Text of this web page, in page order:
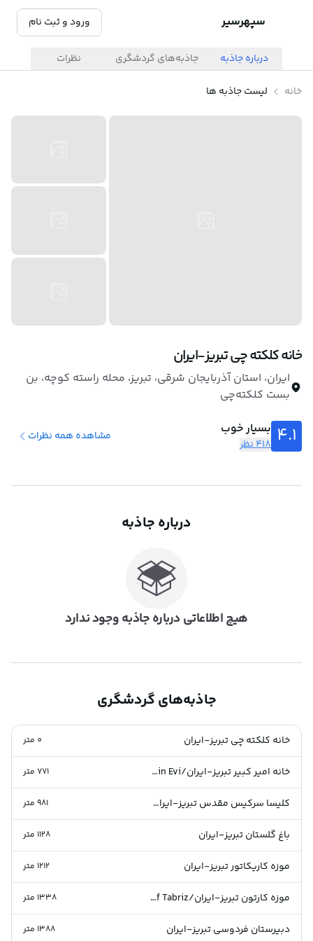
سپهرسیر ورود و ثبت نام
درباره جاذبه جاذبه‌های گردشگری نظرات
خانه لیست جاذبه ها
خانه کلکته چی تبریز-ایران
ایران، استان آذربایجان شرقی، تبریز، محله راسته کوچه، بن
بست کلکته‌چی
4.1 بسیار خوب
418 نظر
مشاهده همه نظرات
درباره جاذبه
هیچ اطلاعاتی درباره جاذبه وجود ندارد
جاذبه‌های گردشگری
خانه کلکته چی تبریز-ایران 0 متر
خانه امیر کبیر تبریز-ایران/Emirkebir'in Evi 771متر
کلیسا سرکیس مقدس تبریز-ایران/St. Sarkis Church 981متر
باغ گلستان تبریز-ایران 1128 متر
موزه کاریکاتور تبریز-ایران 1212 متر
موزه کارتون تبریز-ایران/Cartoon Museum of Tabriz 1338 متر
دبیرستان فردوسی تبریز-ایران 1388 متر